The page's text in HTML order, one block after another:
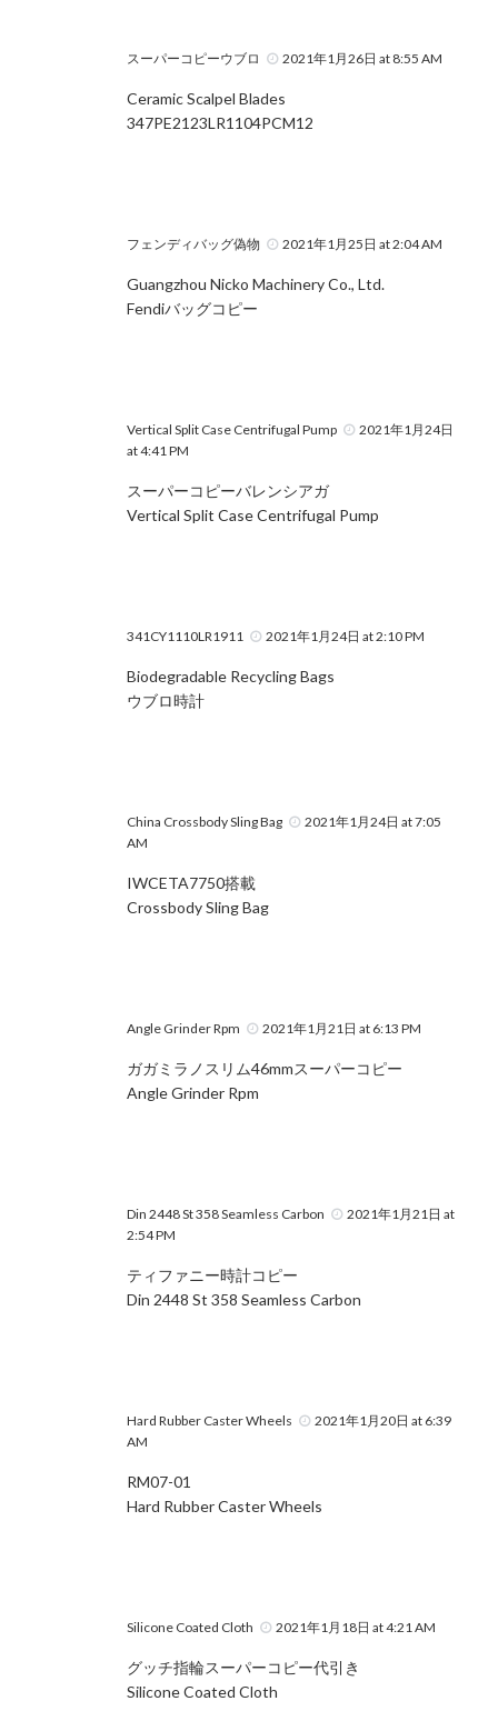
スーパーコピーウブロ 2021年1月26日 at 8:55 AM
Ceramic Scalpel Blades
347PE2123LR1104PCM12
フェンディバッグ偽物 2021年1月25日 at 2:04 AM
Guangzhou Nicko Machinery Co., Ltd.
Fendiバッグコピー
Vertical Split Case Centrifugal Pump
2021年1月24日
at 4:41 PM
スーパーコピーバレンシアガ
Vertical Split Case Centrifugal Pump
341CY1110LR1911 2021年1月24日 at 2:10 PM
Biodegradable Recycling Bags
ウブロ時計
China Crossbody Sling Bag
2021年1月24日 at 7:05
AM
IWCETA7750搭載
Crossbody Sling Bag
Angle Grinder Rpm 2021年1月21日 at 6:13 PM
ガガミラノスリム46mmスーパーコピー
Angle Grinder Rpm
Din 2448 St 358 Seamless Carbon
2021年1月21日 at
2:54 PM
ティファニー時計コピー
Din 2448 St 358 Seamless Carbon
Hard Rubber Caster Wheels
2021年1月20日 at 6:39
AM
RM07-01
Hard Rubber Caster Wheels
Silicone Coated Cloth 2021年1月18日 at 4:21 AM
グッチ指輪スーパーコピー代引き
Silicone Coated Cloth